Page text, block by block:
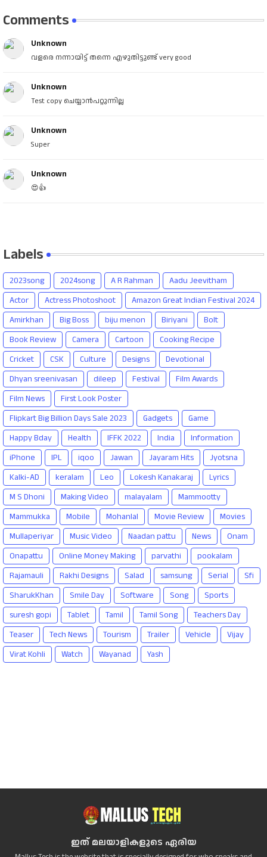
Comments
Unknown
വളരെ നന്നായിട്ട് തന്നെ എഴുതിട്ടുണ്ട് very good
Unknown
Test copy ചെയ്യാൻപറ്റുന്നില്ല
Unknown
Super
Unknown
😍👍
Labels
2023song 2024song A R Rahman
Aadu Jeevitham
Actor
Actress Photoshoot
Amazon Great Indian Festival 2024
Amirkhan
Big Boss biju menon Biriyani
Bolt
Book Review
Camera Cartoon
Cooking Recipe
Cricket
CSK Culture Designs
Devotional
Dhyan sreenivasan
dileep Festival
Film Awards
Film News
First Look Poster
Flipkart Big Billion Days Sale 2023
Gadgets
Game
Happy Bday
Health IFFK 2022 India
Information
iPhone
IPL iqoo Jawan Jayaram Hits
Jyotsna
Kalki-AD
keralam Leo Lokesh Kanakaraj
Lyrics
M S Dhoni
Making Video malayalam
Mammootty
Mammukka
Mobile Mohanlal Movie Review
Movies
Mullaperiyar
Music Video Naadan pattu News
Onam
Onapattu
Online Money Making parvathi
pookalam
Rajamauli
Rakhi Designs Salad samsung Serial
Sfi
SharukKhan
Smile Day Software Song
Sports
suresh gopi
Tablet Tamil Tamil Song
Teachers Day
Teaser
Tech News Tourism Trailer Vehicle
Vijay
Virat Kohli
Watch Wayanad Yash
ഇത് മലയാളികളുടെ ഏരിയ